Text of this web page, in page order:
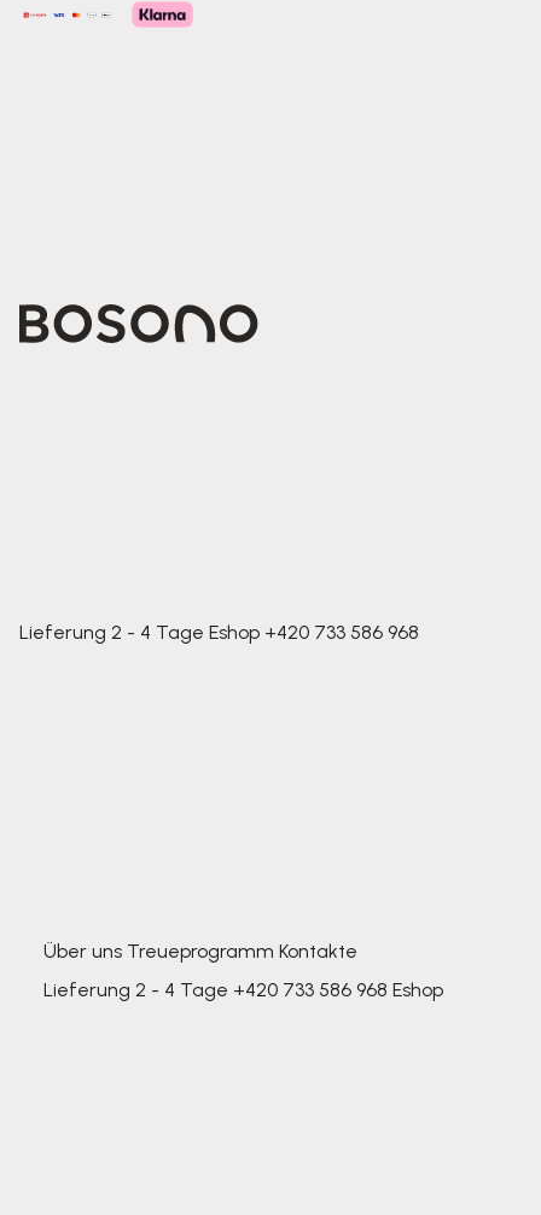
Lieferung 2 - 4 Tage Eshop +420 733 586 968
Über uns Treueprogramm Kontakte
Lieferung 2 - 4 Tage +420 733 586 968 Eshop